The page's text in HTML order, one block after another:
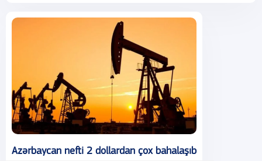
Azərbaycan nefti 2 dollardan çox bahalaşıb